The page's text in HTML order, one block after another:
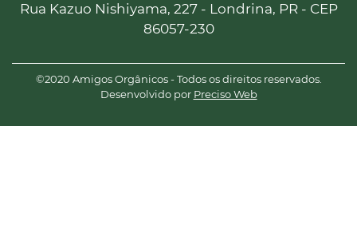
Rua Kazuo Nishiyama, 227 - Londrina, PR - CEP
86057-230
©2020 Amigos Orgânicos - Todos os direitos reservados.
Desenvolvido por Preciso Web